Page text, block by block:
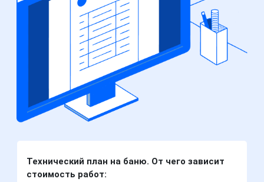
Технический план на баню. От чего зависит
стоимость работ: